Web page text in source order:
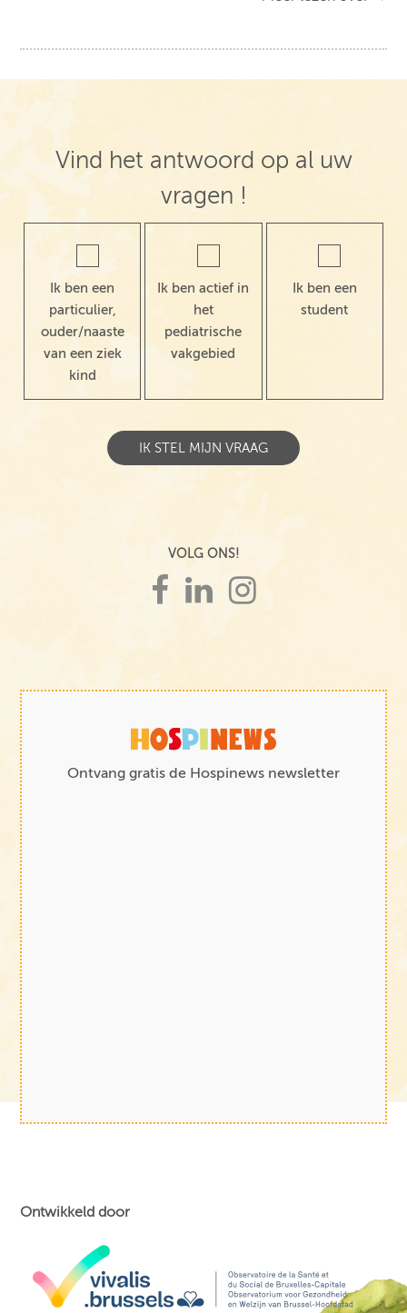
Vind het antwoord op al uw
vragen !
Ik ben een
particulier,
ouder/naaste
van een ziek
kind
Ik ben actief in
het
pediatrische
vakgebied
Ik ben een
student
VOLG ONS!
Ontvang gratis de Hospinews newsletter
Ontwikkeld door